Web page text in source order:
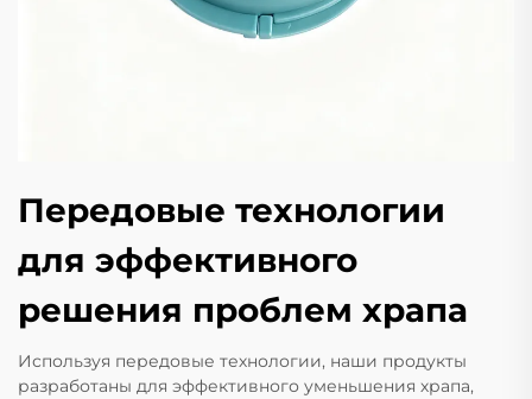
Передовые технологии
для эффективного
решения проблем храпа
Используя передовые технологии, наши продукты
разработаны для эффективного уменьшения храпа,